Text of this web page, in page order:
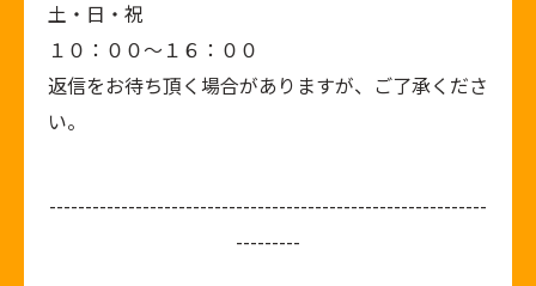
土・日・祝
１０：００～１６：００
返信をお待ち頂く場合がありますが、ご了承くださ
い。
-------------------------------------------------------------
---------